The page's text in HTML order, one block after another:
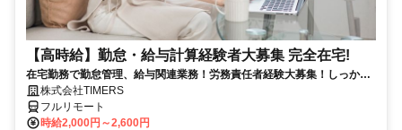
【高時給】勤怠・給与計算経験者大募集 完全在宅!
在宅勤務で勤怠管理、給与関連業務！労務責任者経験大募集！しっかり
稼ぎたい方、注目！
株式会社TIMERS
フルリモート
時給2,000円～2,600円